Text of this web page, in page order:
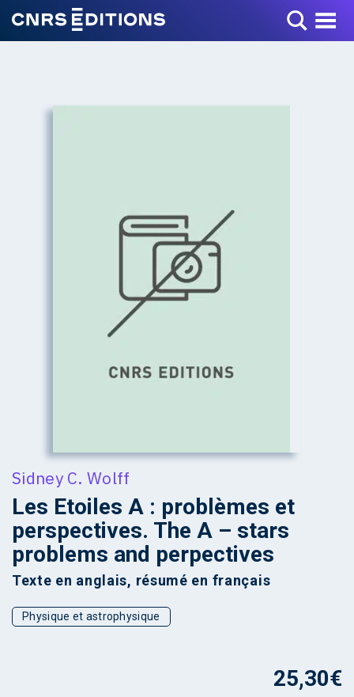
Toggle Menu
Sidney C. Wolff
Les Etoiles A : problèmes et
perspectives. The A – stars
problems and perpectives
Texte en anglais, résumé en français
Physique et astrophysique
25,30€